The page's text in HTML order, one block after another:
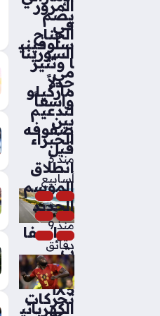
المرور
في
سلوفيني
ا وتثير
جدلاً
واسعاً
بين
الخبراء
منذ 3
أسابيع
مواصفا
ت
BMW
iX5
الكهربائي
يضم
الجناح
السورينا
مي
ماركيلو
لتدعيم
صفوفه
قبل
انطلاق
الموسم
الجديد
منذ 9
دقائق
تحركات